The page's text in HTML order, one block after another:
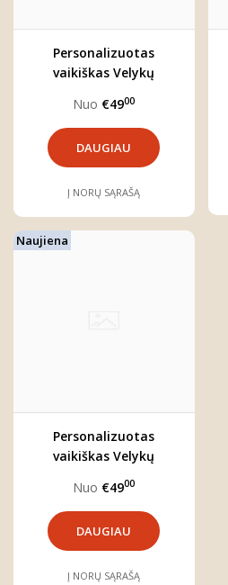
Personalizuotas
vaikiškas Velykų
Nuo €4900
DAUGIAU
Į NORŲ SĄRAŠĄ
Naujiena
Personalizuotas
vaikiškas Velykų
Nuo €4900
DAUGIAU
Į NORŲ SĄRAŠĄ